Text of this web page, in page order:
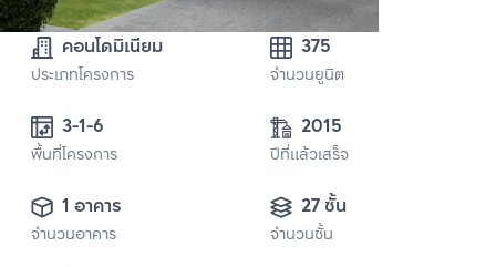
คอนโดมิเนียม
ประเภทโครงการ
375
จำนวนยูนิต
3-1-6
พื้นที่โครงการ
2015
ปีที่แล้วเสร็จ
1 อาคาร
จำนวนอาคาร
27 ชั้น
จำนวนชั้น